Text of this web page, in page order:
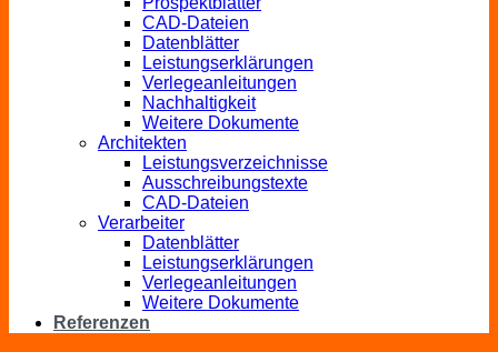
CAD-Dateien
Datenblätter
Leistungserklärungen
Verlegeanleitungen
Nachhaltigkeit
Weitere Dokumente
Architekten
Leistungsverzeichnisse
Ausschreibungstexte
CAD-Dateien
Verarbeiter
Datenblätter
Leistungserklärungen
Verlegeanleitungen
Weitere Dokumente
Referenzen